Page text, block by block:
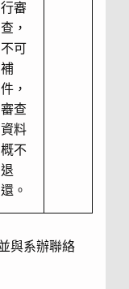
行審
查，
不可
補
件，
審查
資料
概不
退
還。
與系辦聯絡